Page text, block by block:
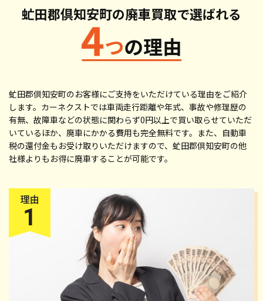
虻田郡倶知安町の廃車買取で選ばれる
虻田郡倶知安町のお客様にご支持をいただけている理由をご紹介
します。カーネクストでは車両走行距離や年式、事故や修理歴の
有無、故障車などの状態に関わらず0円以上で買い取らせていただ
いているほか、廃車にかかる費用も完全無料です。また、自動車
税の還付金もお受け取りいただけますので、虻田郡倶知安町の他
社様よりもお得に廃車することが可能です。